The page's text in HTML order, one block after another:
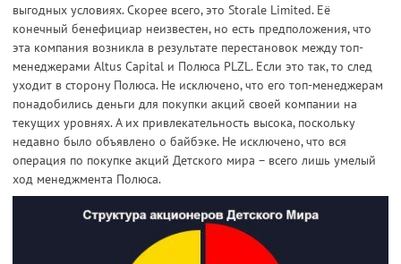
выгодных условиях. Скорее всего, это Storale Limited. Её
конечный бенефициар неизвестен, но есть предположения, что
эта компания возникла в результате перестановок между топ-
менеджерами Altus Capital и Полюса PLZL. Если это так, то след
уходит в сторону Полюса. Не исключено, что его топ-менеджерам
понадобились деньги для покупки акций своей компании на
текущих уровнях. А их привлекательность высока, поскольку
недавно было объявлено о байбэке. Не исключено, что вся
операция по покупке акций Детского мира – всего лишь умелый
ход менеджмента Полюса.